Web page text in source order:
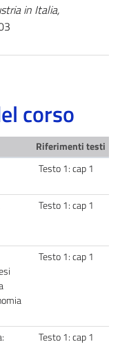
in Italia,
corso
Riferimenti testi
Testo 1: cap 1
Testo 1: cap 1
Testo 1: cap 1
Testo 1: cap 1